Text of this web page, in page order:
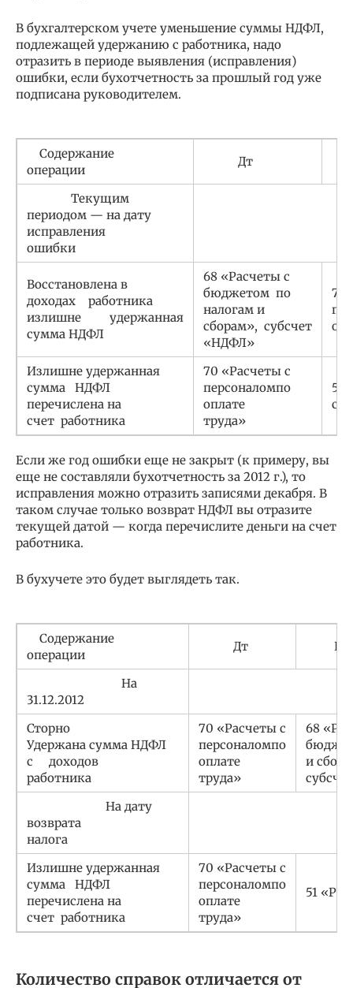
В бухгалтерском учете уменьшение суммы НДФЛ,
подлежащей удержанию с работника, надо
отразить в периоде выявления (исправления)
ошибки, если бухотчетность за прошлый год уже
подписана руководителем.
Содержание
операции
Дт
Текущим
периодом — на дату
исправления
ошибки
Восстановлена в
доходах работника
излишне удержанная
сумма НДФЛ
68 «Расчеты с
бюджетом по
налогам и
сборам», субсчет
«НДФЛ»
70
Излишне удержанная
сумма НДФЛ
перечислена на
счет работника
70 «Расчеты с
персоналомпо
оплате
труда»
51
Если же год ошибки еще не закрыт (к примеру, вы
еще не составляли бухотчетность за 2012 г.), то
исправления можно отразить записями декабря. В
таком случае только возврат НДФЛ вы отразите
текущей датой — когда перечислите деньги на счет
работника.
В бухучете это будет выглядеть так.
Содержание
операции
Дт
На
31.12.2012
Сторно
Удержана сумма НДФЛ
с доходов
работника
70 «Расчеты с
персоналомпо
оплате
труда»
68
и
На дату
возврата
налога
Излишне удержанная
сумма НДФЛ
перечислена на
счет работника
70 «Расчеты с
персоналомпо
оплате
труда»
51
Количество справок отличается от